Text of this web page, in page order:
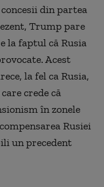
din partea
Trump pare
la faptul că Rusia
Acest
la fel ca Rusia,
crede că
în zonele
Rusiei
un precedent